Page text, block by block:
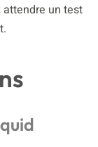
attendre un test